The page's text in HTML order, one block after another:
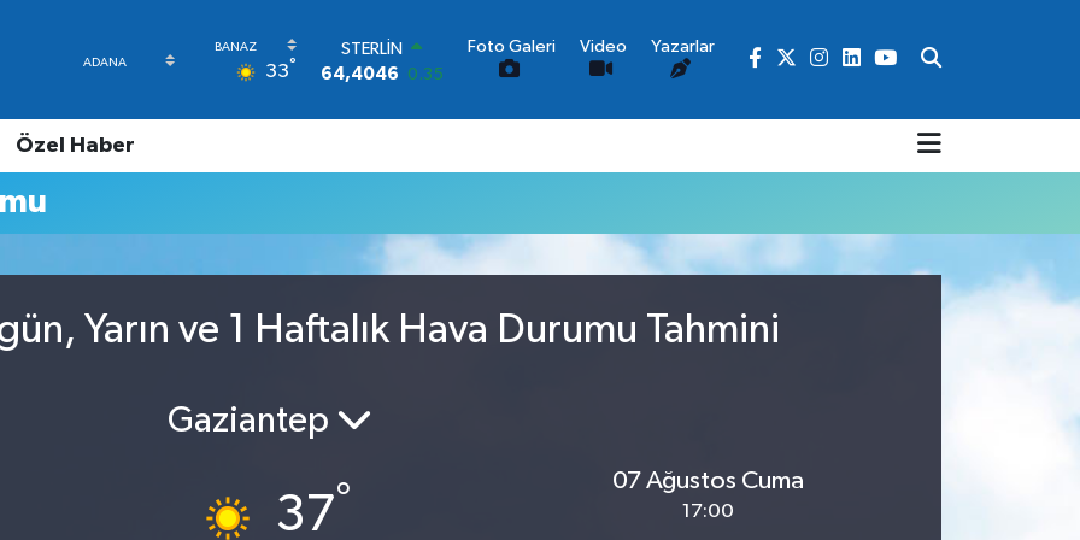
33°
STERLİN
64,4046 0.35
6618.49 2.12
13.773 -19
47,7106 0.17
55,1652
0.27
Foto Galeri Video Yazarlar
Özel Haber
Yarın ve 1 Haftalık Hava Durumu Tahmini
Gaziantep
37°
07 Ağustos Cuma
17:00